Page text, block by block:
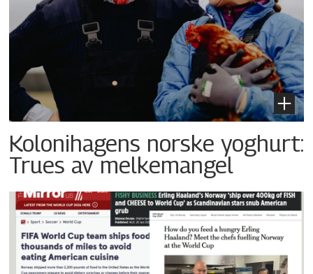
Kolonihagens norske yoghurt:
Trues av melkemangel